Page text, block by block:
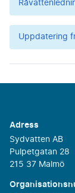
Uppdatering
Adress
Sydvatten AB
Pulpetgatan 28
215 37 Malmö